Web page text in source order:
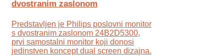
dvostranim zaslonom
Predstavljen je Philips poslovni monitor
s dvostranim zaslonom 24B2D5300,
prvi samostalni monitor koji donosi
jedinstven koncept dual screen dizajna.